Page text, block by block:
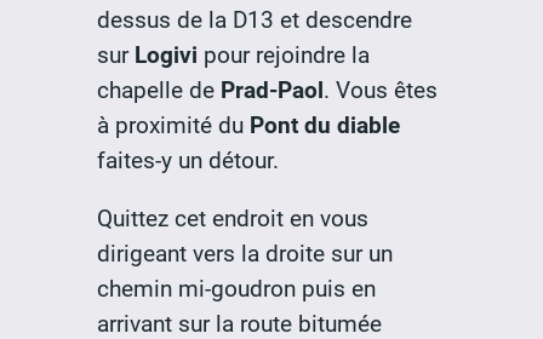
dessus de la D13 et descendre
sur Logivi pour rejoindre la
chapelle de Prad-Paol. Vous êtes
à proximité du Pont du diable
faites-y un détour.
Quittez cet endroit en vous
dirigeant vers la droite sur un
chemin mi-goudron puis en
arrivant sur la route bitumée